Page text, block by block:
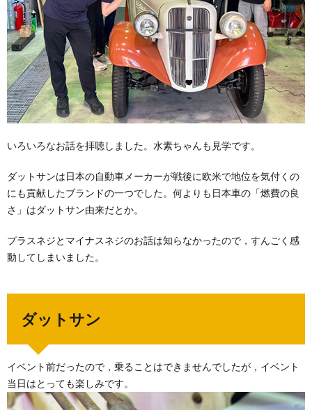
いろいろなお話を拝聴しました。水素ちゃんも見学です。
ダットサンは日本の自動車メーカーが戦後に欧米で地位を気付くの
にも貢献したブランドの一つでした。何よりも日本車の「燃費の良
さ」はダットサン由来だとか。
プラスネジとマイナスネジのお話は知らなかったので，すんごく感
動してしまいました。
ダットサン
イベント前だったので，乗ることはできませんでしたが，イベント
当日はとっても楽しみです。